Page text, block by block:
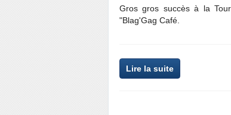
Gros gros succès à la
"Blag'Gag Café.
Lire la suite